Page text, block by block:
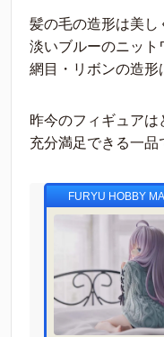
髪の毛の造形は美し
淡いブルーのニット
網目・リボンの造形
昨今のフィギュア
充分満足できる一品
FURYU HOBBY